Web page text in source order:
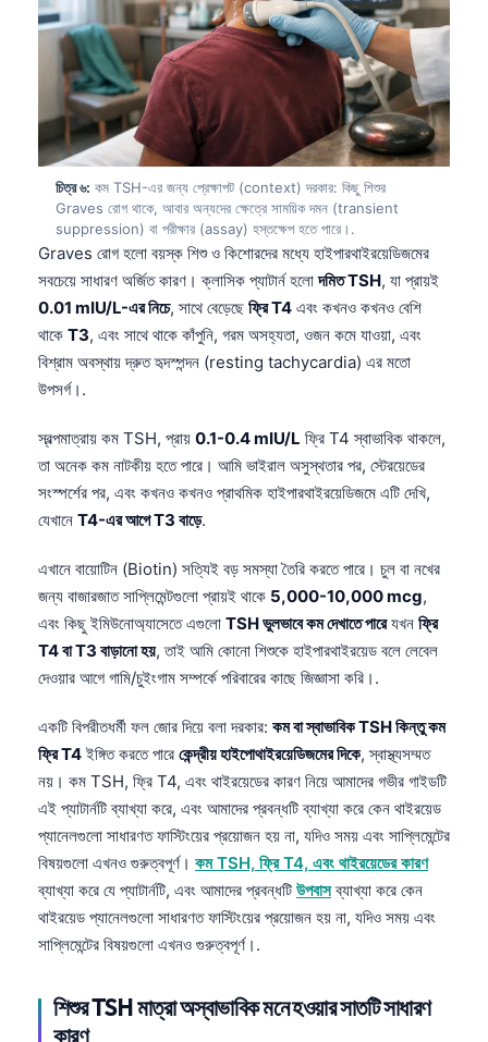
চিত্র ৬: কম TSH-এর জন্য প্রেক্ষাপট (context) দরকার: কিছু শিশুর
Graves রোগ থাকে, আবার অন্যদের ক্ষেত্রে সাময়িক দমন (transient
suppression) বা পরীক্ষার (assay) হস্তক্ষেপ হতে পারে।.
Graves রোগ হলো বয়স্ক শিশু ও কিশোরদের মধ্যে হাইপারথাইরয়েডিজমের
সবচেয়ে সাধারণ অর্জিত কারণ। ক্লাসিক প্যাটার্ন হলোদমিত TSH, যা প্রায়ই
0.01 mIU/L-এর নিচে, সাথে বেড়েছে ফ্রি T4 এবং কখনও কখনও বেশি
থাকে T3, এবং সাথে থাকে কাঁপুনি, গরম অসহ্যতা, ওজন কমে যাওয়া, এবং
বিশ্রাম অবস্থায় দ্রুত হৃদস্পন্দন (resting tachycardia) এর মতো
উপসর্গ।.
স্বল্পমাত্রায় কম TSH, প্রায় 0.1-0.4 mIU/L ফ্রি T4 স্বাভাবিক থাকলে,
তা অনেক কম নাটকীয় হতে পারে। আমি ভাইরাল অসুস্থতার পর, স্টেরয়েডের
সংস্পর্শের পর, এবং কখনও কখনও প্রাথমিক হাইপারথাইরয়েডিজমে এটি দেখি,
যেখানে T4-এর আগে T3 বাড়ে.
এখানে বায়োটিন (Biotin) সত্যিই বড় সমস্যা তৈরি করতে পারে। চুল বা নখের
জন্য বাজারজাত সাপ্লিমেন্টগুলো প্রায়ই থাকে 5,000-10,000 mcg,
এবং কিছু ইমিউনোঅ্যাসেতে এগুলো TSH ভুলভাবে কম দেখাতে পারেযখন ফ্রি
T4 বা T3 বাড়ানো হয়, তাই আমি কোনো শিশুকে হাইপারথাইরয়েড বলে লেবেল
দেওয়ার আগে গামি/চুইংগাম সম্পর্কে পরিবারের কাছে জিজ্ঞাসা করি।.
একটি বিপরীতধর্মী ফল জোর দিয়ে বলা দরকার: কম বা স্বাভাবিক TSH কিন্তু কম
ফ্রি T4ইঙ্গিত করতে পারে কেন্দ্রীয় হাইপোথাইরয়েডিজমের দিকে, স্বাস্থ্যসম্মত
নয়। কম TSH, ফ্রি T4, এবং থাইরয়েডের কারণ নিয়ে আমাদের গভীর গাইডটি
এই প্যাটার্নটি ব্যাখ্যা করে, এবং আমাদের প্রবন্ধটি ব্যাখ্যা করে কেন থাইরয়েড
প্যানেলগুলো সাধারণত ফাস্টিংয়ের প্রয়োজন হয় না, যদিও সময় এবং সাপ্লিমেন্টের
বিষয়গুলো এখনও গুরুত্বপূর্ণ। কম TSH, ফ্রি T4, এবং থাইরয়েডের কারণ
ব্যাখ্যা করে যে প্যাটার্নটি, এবং আমাদের প্রবন্ধটি উপবাসব্যাখ্যা করে কেন
থাইরয়েড প্যানেলগুলো সাধারণত ফাস্টিংয়ের প্রয়োজন হয় না, যদিও সময় এবং
সাপ্লিমেন্টের বিষয়গুলো এখনও গুরুত্বপূর্ণ।.
শিশুর TSH মাত্রা অস্বাভাবিক মনে হওয়ার সাতটি সাধারণ
কারণ
Esperanto
Frysk
Norsk bokmål